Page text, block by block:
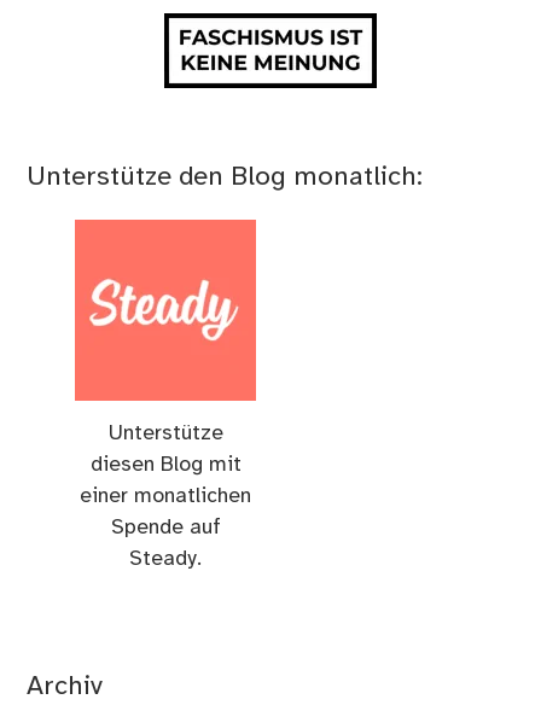
Unterstütze den Blog monatlich:
Unterstütze
diesen Blog mit
einer monatlichen
Spende auf
Steady.
Archiv